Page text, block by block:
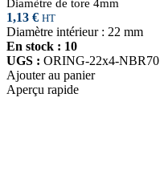
Diamètre de tore 4mm
1,13 € HT
Diamètre intérieur : 22 mm
En stock : 10
UGS : ORING-22x4-NBR70
Ajouter au panier
Aperçu rapide